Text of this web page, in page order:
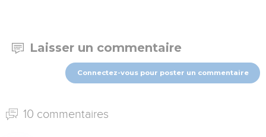
Laisser un commentaire
Connectez-vous pour poster un commentaire
10 commentaires